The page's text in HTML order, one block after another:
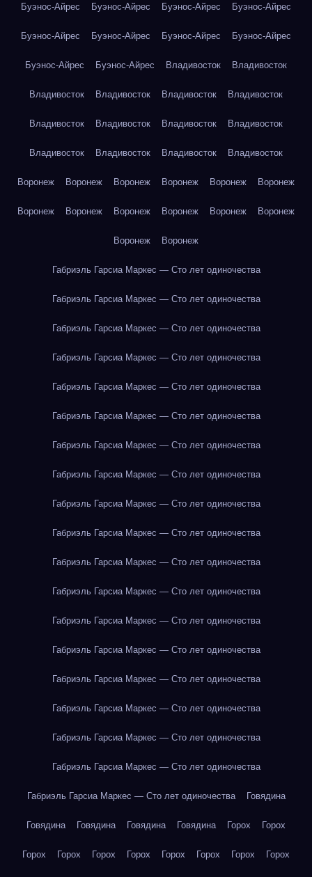
Буэнос-Айрес Буэнос-Айрес Буэнос-Айрес Буэнос-Айрес
Буэнос-Айрес Буэнос-Айрес Буэнос-Айрес Буэнос-Айрес
Буэнос-Айрес Буэнос-Айрес Владивосток Владивосток
Владивосток Владивосток Владивосток Владивосток
Владивосток Владивосток Владивосток Владивосток
Владивосток Владивосток Владивосток Владивосток
Воронеж Воронеж Воронеж Воронеж Воронеж Воронеж
Воронеж Воронеж Воронеж Воронеж Воронеж Воронеж
Воронеж Воронеж
Габриэль Гарсиа Маркес — Сто лет одиночества
Габриэль Гарсиа Маркес — Сто лет одиночества
Габриэль Гарсиа Маркес — Сто лет одиночества
Габриэль Гарсиа Маркес — Сто лет одиночества
Габриэль Гарсиа Маркес — Сто лет одиночества
Габриэль Гарсиа Маркес — Сто лет одиночества
Габриэль Гарсиа Маркес — Сто лет одиночества
Габриэль Гарсиа Маркес — Сто лет одиночества
Габриэль Гарсиа Маркес — Сто лет одиночества
Габриэль Гарсиа Маркес — Сто лет одиночества
Габриэль Гарсиа Маркес — Сто лет одиночества
Габриэль Гарсиа Маркес — Сто лет одиночества
Габриэль Гарсиа Маркес — Сто лет одиночества
Габриэль Гарсиа Маркес — Сто лет одиночества
Габриэль Гарсиа Маркес — Сто лет одиночества
Габриэль Гарсиа Маркес — Сто лет одиночества
Габриэль Гарсиа Маркес — Сто лет одиночества
Габриэль Гарсиа Маркес — Сто лет одиночества
Габриэль Гарсиа Маркес — Сто лет одиночества Говядина
Говядина Говядина Говядина Говядина Горох Горох
Горох Горох Горох Горох Горох Горох Горох Горох